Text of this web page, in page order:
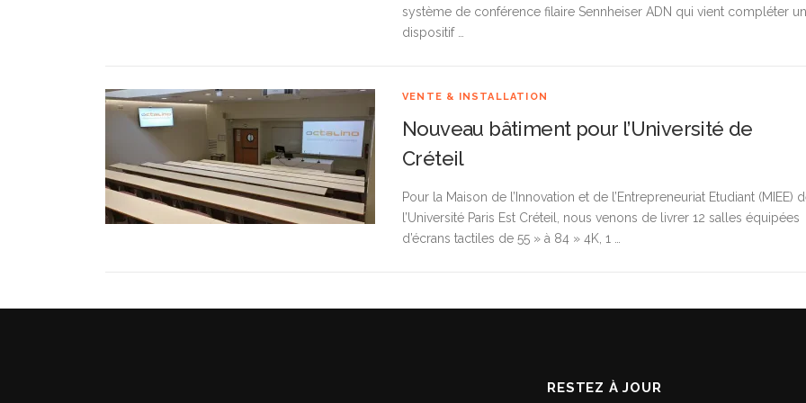
système de conférence filaire Sennheiser ADN qui vient compléter un
dispositif …
VENTE & INSTALLATION
Nouveau bâtiment pour l’Université de
Créteil
Pour la Maison de l’Innovation et de l’Entrepreneuriat Etudiant (MIEE)
l’Université Paris Est Créteil, nous venons de livrer 12 salles équipées
d’écrans tactiles de 55 » à 84 » 4K, 1 …
RESTEZ À JOUR